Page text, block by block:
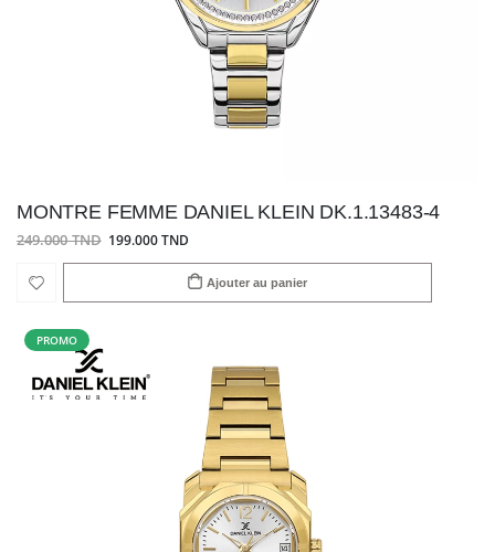
MONTRE FEMME DANIEL KLEIN DK.1.13483-4
249.000 TND 199.000 TND
Ajouter au panier
PROMO